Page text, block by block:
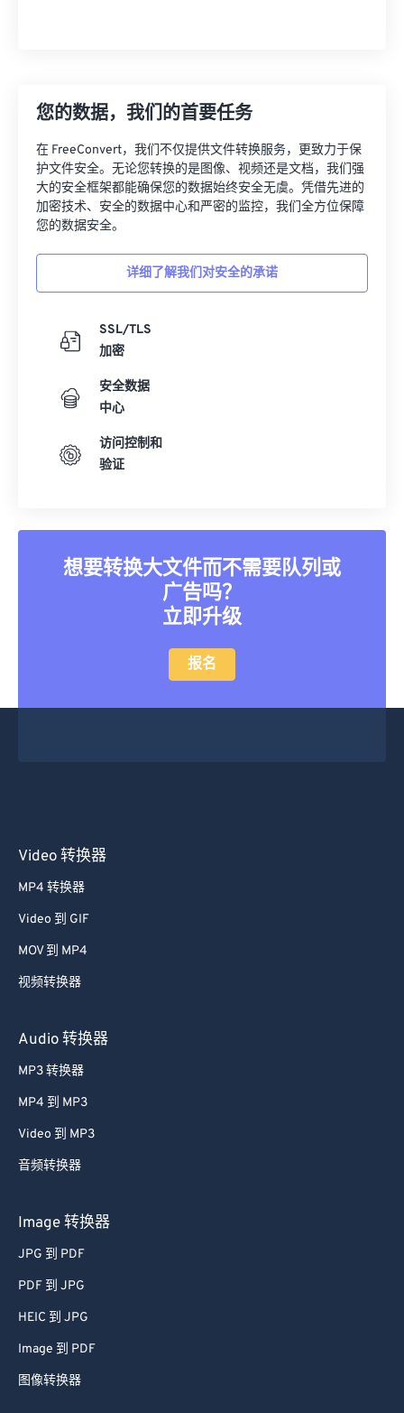
您的数据，我们的首要任务
在 FreeConvert，我们不仅提供文件转换服务，更致力于保
护文件安全。无论您转换的是图像、视频还是文档，我们强
大的安全框架都能确保您的数据始终安全无虞。凭借先进的
加密技术、安全的数据中心和严密的监控，我们全方位保障
您的数据安全。
详细了解我们对安全的承诺
SSL/TLS
加密
安全数据
中心
访问控制和
验证
想要转换大文件而不需要队列或
广告吗？
立即升级
报名
Video 转换器
MP4 转换器
Video 到 GIF
MOV 到 MP4
视频转换器
Audio 转换器
MP3 转换器
MP4 到 MP3
Video 到 MP3
音频转换器
Image 转换器
JPG 到 PDF
PDF 到 JPG
HEIC 到 JPG
Image 到 PDF
图像转换器